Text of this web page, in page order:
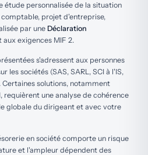
selon les cas.
diversification entre
entre émetteurs et entre
de contrepartie, de
nul.
de construire avec vous
votre expert-comptable si
étude personnalisée de la situation
projet d'entreprise,
par une Déclaration
exigences MIF 2.
s'adressent aux personnes
les sociétés (SAS, SARL, SCI à l'IS,
Certaines solutions, notamment
requièrent une analyse de cohérence
globale du dirigeant et avec votre
en société comporte un risque
et l'ampleur dépendent des